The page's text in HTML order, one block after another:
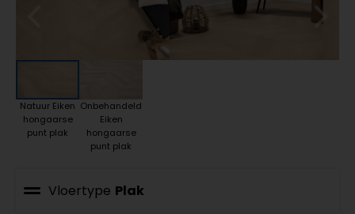
Natuur Eiken
hongaarse
punt plak
Onbehandeld
Eiken
hongaarse
punt plak
Vloertype Plak